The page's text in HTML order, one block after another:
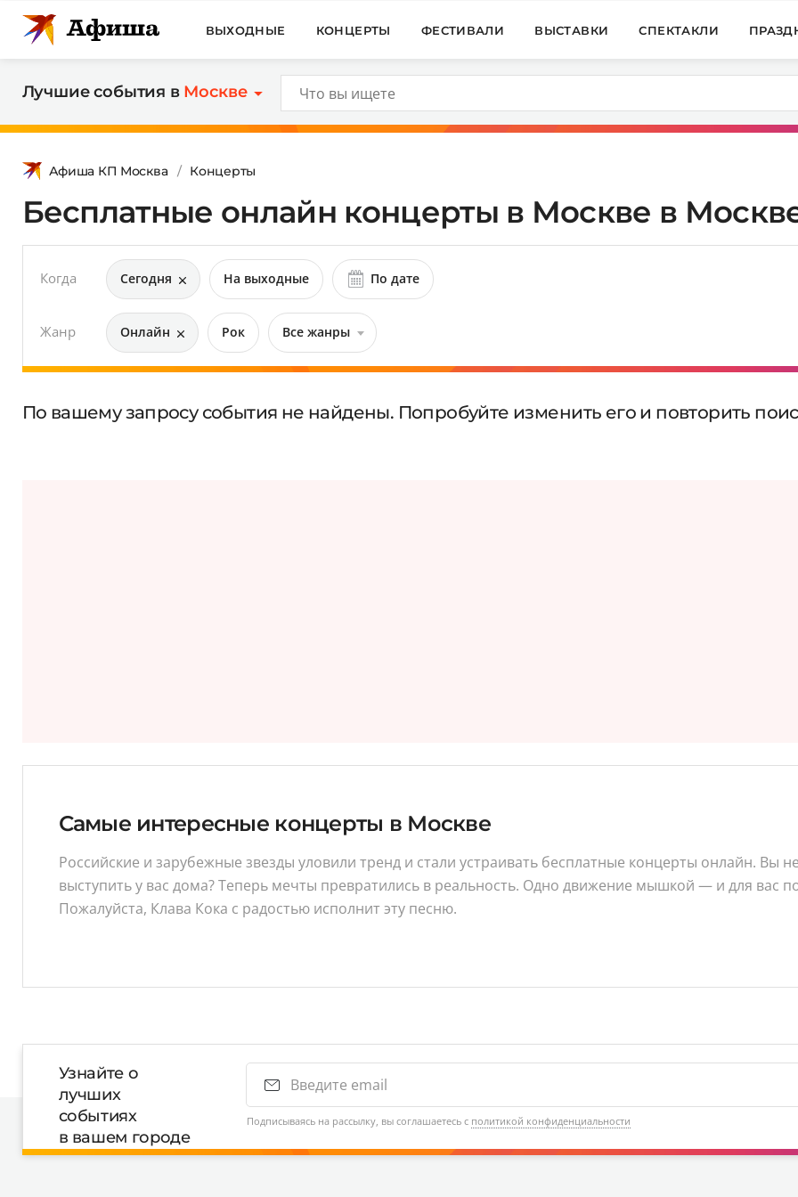
ВЫХОДНЫЕ КОНЦЕРТЫ ФЕСТИВАЛИ ВЫСТАВКИ СПЕКТАКЛИ
Лучшие события в Москве
Афиша КП Москва Концерты
Бесплатные онлайн концерты в Москве в
Когда Сегодня На выходные По дате
Жанр Онлайн Рок Все жанры
По вашему запросу события не найдены. Попробуйте изменить его и повторить
Самые интересные концерты в Москве
Российские и зарубежные звезды уловили тренд и стали устраивать бесплатные концерты онлайн. Вы
выступить у вас дома? Теперь мечты превратились в реальность. Одно движение мышкой — и для вас
Пожалуйста, Клава Кока с радостью исполнит эту песню.
Узнайте о
лучших
событиях
в вашем городе
Подписываясь на рассылку, вы соглашаетесь с политикой конфиденциальности